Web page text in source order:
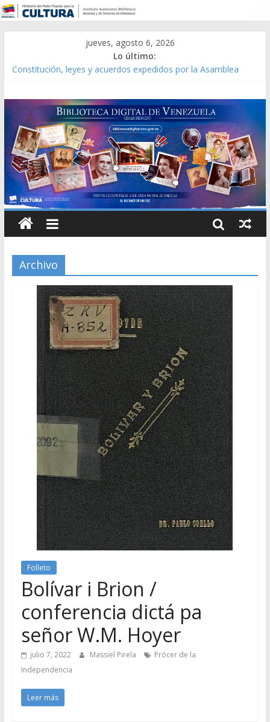
jueves, agosto 6, 2026
Lo último:
Catálogo temático de obras de Modesta Bor
Constitución, leyes y acuerdos expedidos por la Asamblea
Una Parálisis [material gráfico]
Modesta Bor Sánchez [material gráfico]
Gaceta Oficial de la República de Venezuela año CXXXIII Mes V,
Caracas 09 de marzo de 2006 N° 38.394
Archivo
Folleto
Bolívar i Brion /
conferencia dictá pa
señor W.M. Hoyer
julio 7, 2022 Massiel Pirela
Prócer de la
Independencia
Leer más